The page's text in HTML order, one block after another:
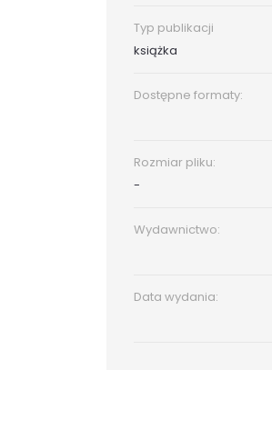
Typ publikacji
książka
Dostępne formaty:
Rozmiar pliku:
-
Wydawnictwo:
Data wydania: